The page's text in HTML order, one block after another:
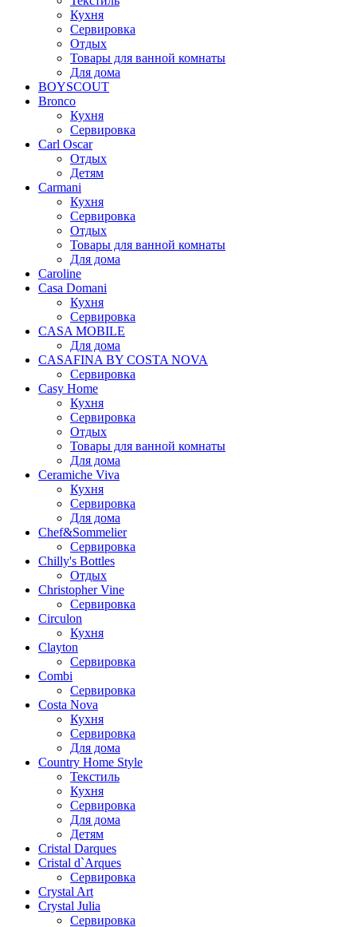
Кухня
Сервировка
Отдых
Товары для ванной комнаты
Для дома
BOYSCOUT
Bronco
Кухня
Сервировка
Carl Oscar
Отдых
Детям
Carmani
Кухня
Сервировка
Отдых
Товары для ванной комнаты
Для дома
Caroline
Casa Domani
Кухня
Сервировка
CASA MOBILE
Для дома
CASAFINA BY COSTA NOVA
Сервировка
Casy Home
Кухня
Сервировка
Отдых
Товары для ванной комнаты
Для дома
Ceramiche Viva
Кухня
Сервировка
Для дома
Chef&Sommelier
Сервировка
Chilly's Bottles
Отдых
Christopher Vine
Сервировка
Circulon
Кухня
Clayton
Сервировка
Combi
Сервировка
Costa Nova
Кухня
Сервировка
Для дома
Country Home Style
Текстиль
Кухня
Сервировка
Для дома
Детям
Cristal Darques
Cristal d`Arques
Сервировка
Crystal Art
Crystal Julia
Сервировка